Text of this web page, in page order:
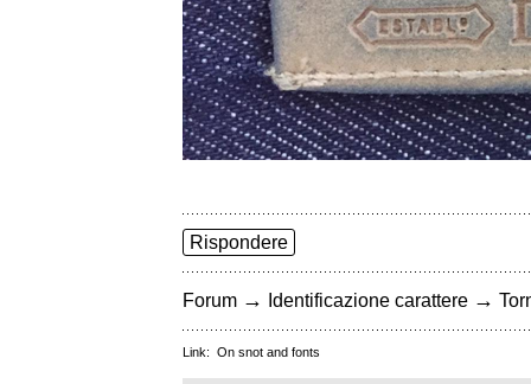
Rispondere
Forum → Identificazione carattere →
Link: On snot and fonts